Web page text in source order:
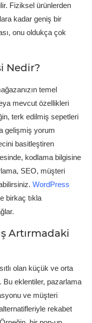
Fiziksel ürünlerden
kadar geniş bir
onu oldukça çok
Nedir?
temel
mevcut özellikleri
terk edilmiş sepetleri
gelişmiş yorum
basitleştiren
kodlama bilgisine
SEO, müşteri
WordPress
birkaç tıkla
Artırmadaki
olan küçük ve orta
Bu eklentiler, pazarlama
ve müşteri
rekabet